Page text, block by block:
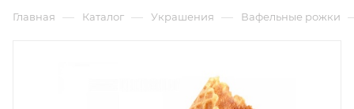
Главная — Каталог — Украшения — Вафельные рожки